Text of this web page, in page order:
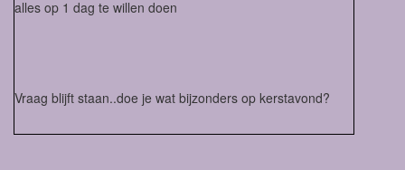
alles op 1 dag te willen doen
Vraag blijft staan..doe je wat bijzonders op kerstavond?